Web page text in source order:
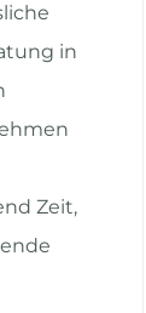
in
Zeit,